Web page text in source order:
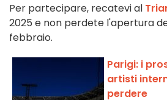
Per partecipare, recatevi al
2025 e non perdete l'apertura
febbraio.
Parigi: i
artisti
perdere